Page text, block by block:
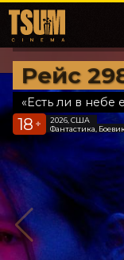
Рейс
«Есть ли в небе
18 +
2026, США
Фантастика,